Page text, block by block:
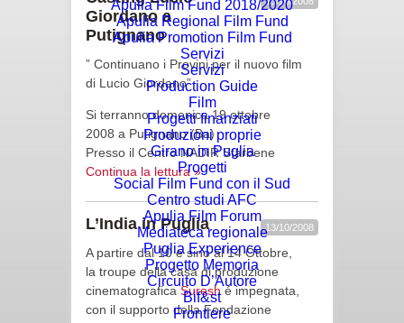
Apulia Film Fund 2018/2020
Apulia Regional Film Fund
Apulia Promotion Film Fund
Servizi
Servizi
Production Guide
Film
Progetti finanziati
Produzioni proprie
Girano in Puglia
Progetti
Social Film Fund con il Sud
Centro studi AFC
Apulia Film Forum
Mediateca regionale
Puglia Experience
Progetto Memoria
Circuito D’Autore
Bif&st
Frontiere
Giordano a
Putignano
” Continuano i Provini per il nuovo film
di Lucio Giordano”
Si terranno domenica 19 ottobre
2008 a Putignano (Ba)
Presso il Centro NADIR Starbene
Continua la lettura »
13/10/2008
L’India in Puglia
A partire dal 10 e sino al 14 Ottobre,
la troupe della casa di produzione
cinematograficaSureshé impegnata,
con il supporto della Fondazione